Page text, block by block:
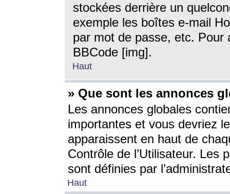
stockées derrière un
exemple les boîtes e-mail
par mot de passe, etc. Pour
BBCode [img].
Haut
» Que sont les annonces
Les annonces globales
importantes et vous devriez
apparaissent en haut de
Contrôle de l’Utilisateur. Les
sont définies par
Haut